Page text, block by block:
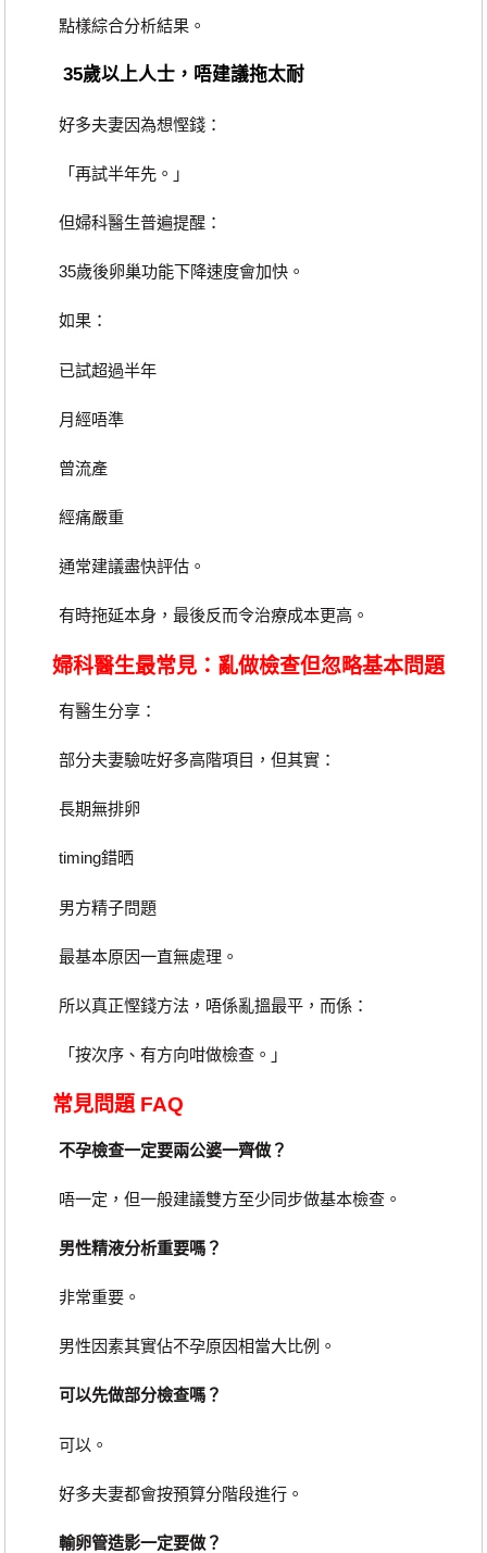
點樣綜合分析結果。
35歲以上人士，唔建議拖太耐
好多夫妻因為想慳錢：
「再試半年先。」
但婦科醫生普遍提醒：
35歲後卵巢功能下降速度會加快。
如果：
已試超過半年
月經唔準
曾流產
經痛嚴重
通常建議盡快評估。
有時拖延本身，最後反而令治療成本更高。
婦科醫生最常見：亂做檢查但忽略基本問題
有醫生分享：
部分夫妻驗咗好多高階項目，但其實：
長期無排卵
timing錯晒
男方精子問題
最基本原因一直無處理。
所以真正慳錢方法，唔係亂搵最平，而係：
「按次序、有方向咁做檢查。」
常見問題 FAQ
不孕檢查一定要兩公婆一齊做？
唔一定，但一般建議雙方至少同步做基本檢查。
男性精液分析重要嗎？
非常重要。
男性因素其實佔不孕原因相當大比例。
可以先做部分檢查嗎？
可以。
好多夫妻都會按預算分階段進行。
輸卵管造影一定要做？